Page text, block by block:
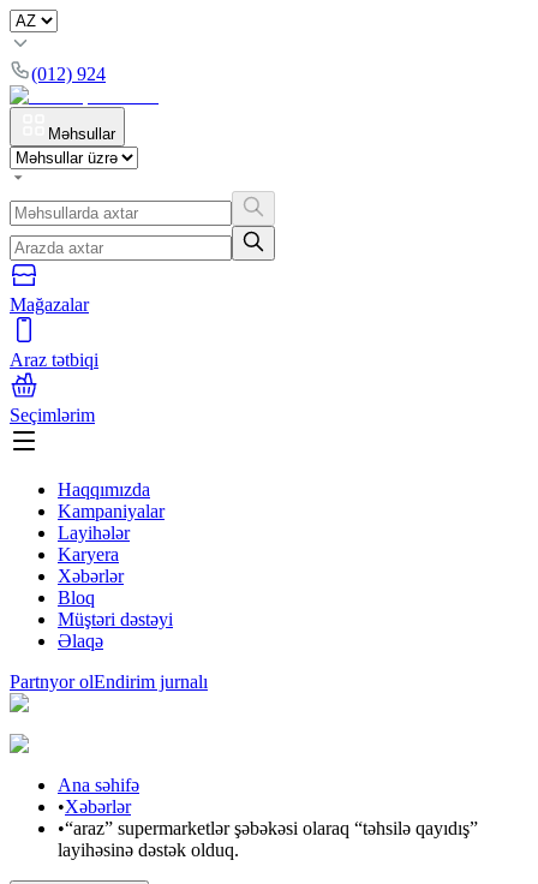
(012) 924
Məhsullar
Mağazalar
Araz tətbiqi
Seçimlərim
Haqqımızda
Kampaniyalar
Layihələr
Karyera
Xəbərlər
Bloq
Müştəri dəstəyi
Əlaqə
Partnyor olEndirim jurnalı
Ana səhifə
•Xəbərlər
•“araz” supermarketlər şəbəkəsi olaraq “təhsilə qayıdış”
layihəsinə dəstək olduq.